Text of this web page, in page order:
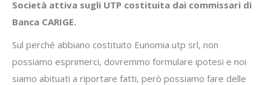
Società attiva sugli UTP costituita dai commissari di
Banca CARIGE.
Sul perché abbiano costituito Eunomia utp srl, non
possiamo esprimerci, dovremmo formulare ipotesi e noi
siamo abituati a riportare fatti, però possiamo fare delle